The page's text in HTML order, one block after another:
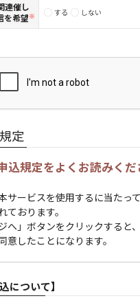
連催し
を希望※ する しない
定
込規定をよくお読みくだ
サービスを使用するに当たっ
ております。
へ」ボタンをクリックすると
意したことになります。
について】